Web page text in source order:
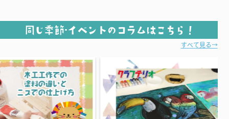
同じ季節･イベントのコラムはこちら！
すべて見る→